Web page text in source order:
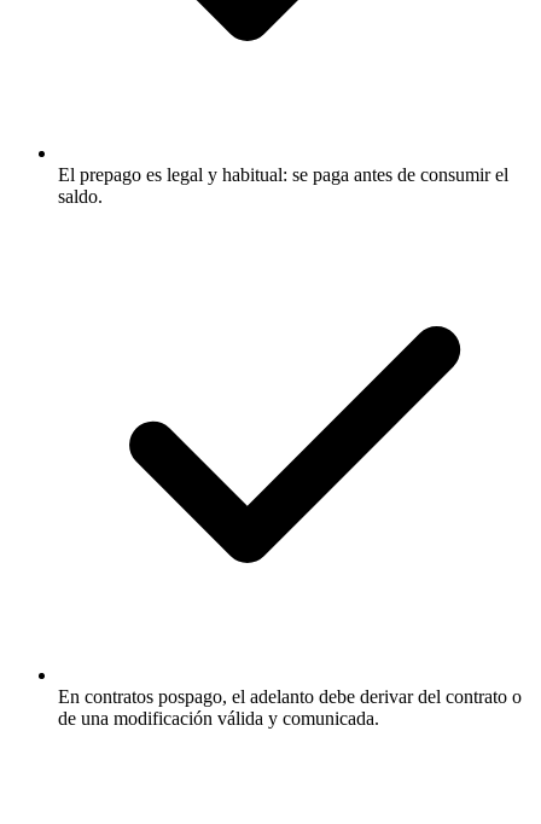
El prepago es legal y habitual: se paga antes de consumir el
saldo.
En contratos pospago, el adelanto debe derivar del contrato o
de una modificación válida y comunicada.